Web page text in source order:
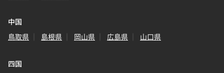
中国
鳥取県
島根県 岡山県 広島県 山口県
四国